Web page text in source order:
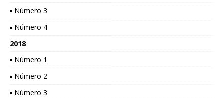
▪ Número 3
▪ Número 4
2018
▪ Número 1
▪ Número 2
▪ Número 3